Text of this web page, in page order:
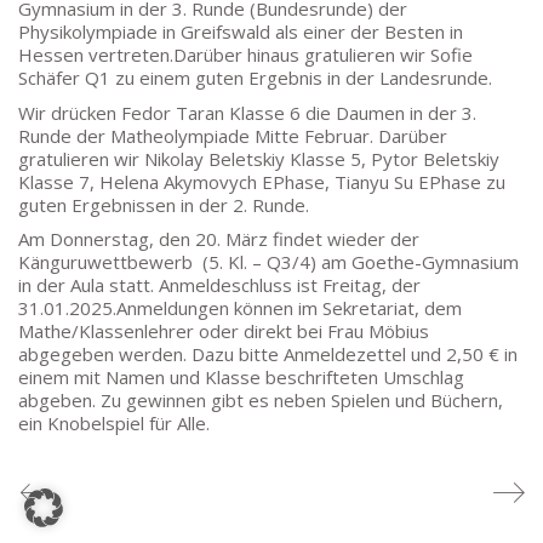
Gymnasium in der 3. Runde (Bundesrunde) der
Physikolympiade in Greifswald als einer der Besten in
Hessen vertreten.Darüber hinaus gratulieren wir Sofie
Schäfer Q1 zu einem guten Ergebnis in der Landesrunde.
Wir drücken Fedor Taran Klasse 6 die Daumen in der 3.
Runde der Matheolympiade Mitte Februar. Darüber
gratulieren wir Nikolay Beletskiy Klasse 5, Pytor Beletskiy
Klasse 7, Helena Akymovych EPhase, Tianyu Su EPhase zu
guten Ergebnissen in der 2. Runde.
Am Donnerstag, den 20. März findet wieder der
Känguruwettbewerb (5. Kl. – Q3/4) am Goethe-Gymnasium
in der Aula statt. Anmeldeschluss ist Freitag, der
31.01.2025.Anmeldungen können im Sekretariat, dem
Mathe/Klassenlehrer oder direkt bei Frau Möbius
abgegeben werden. Dazu bitte Anmeldezettel und 2,50 € in
einem mit Namen und Klasse beschrifteten Umschlag
abgeben. Zu gewinnen gibt es neben Spielen und Büchern,
ein Knobelspiel für Alle.
TEL: 069-212-36869
SCHULLEITUNG
Schulleiterin:Dr. Ute Utech (OStD’n)
stellv. Schulleitung: nn
Studienleiter: Marco Penirschke (StD)
Erweiterte Schulleitung:Hans-Dieter Bunger (StD),
Anette Reifenberg (StD’n), Elke Heidl-Charmillon
(StD’n)
© Goethe-Gymnasium 2025